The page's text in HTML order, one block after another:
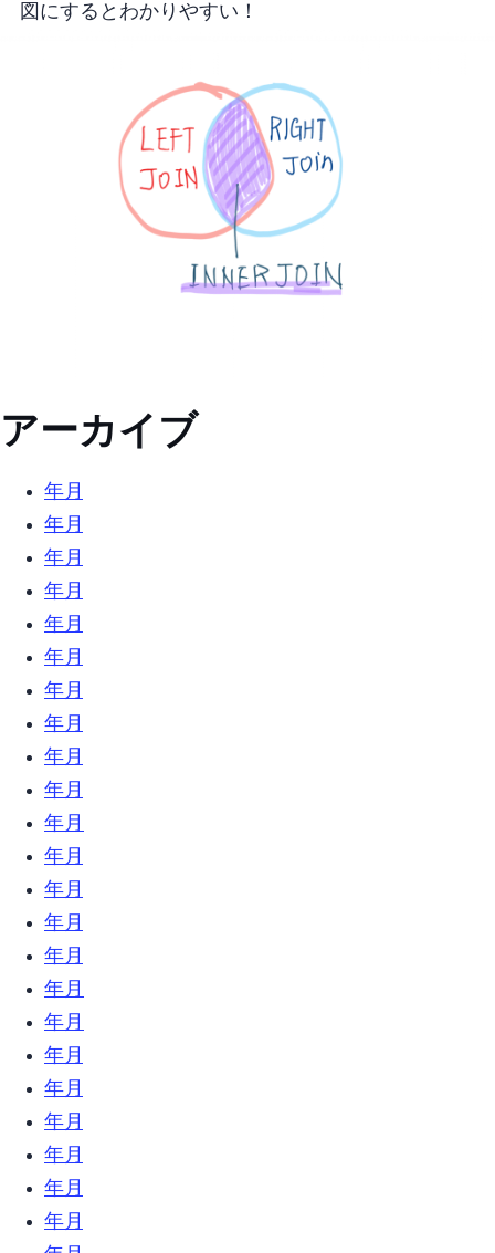
## 図にするとわかりやすい！
アーカイブ
2025年10月 (2)
2022年4月 (5)
2022年3月 (3)
2022年2月 (3)
2021年12月 (2)
2021年6月 (1)
2021年4月 (1)
2021年1月 (1)
2020年12月 (1)
2020年10月 (1)
2020年7月 (7)
2020年6月 (3)
2020年5月 (4)
2020年4月 (6)
2020年3月 (5)
2020年2月 (7)
2020年1月 (7)
2019年12月 (23)
2019年11月 (18)
2019年10月 (24)
2019年9月 (31)
2019年8月 (21)
2019年7月 (9)